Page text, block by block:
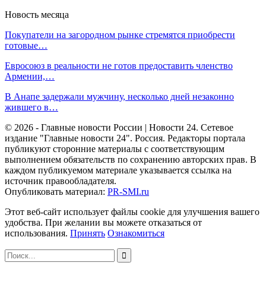
Новость месяца
Покупатели на загородном рынке стремятся приобрести
готовые…
Евросоюз в реальности не готов предоставить членство
Армении,…
В Анапе задержали мужчину, несколько дней незаконно
жившего в…
© 2026 - Главные новости России | Новости 24. Сетевое
издание "Главные новости 24". Россия. Редакторы портала
публикуют сторонние материалы с соответствующим
выполнением обязательств по сохранению авторских прав. В
каждом публикуемом материале указывается ссылка на
источник правообладателя.
Опубликовать материал: PR-SMI.ru
Этот веб-сайт использует файлы cookie для улучшения вашего
удобства. При желании вы можете отказаться от
использования. Принять Ознакомиться